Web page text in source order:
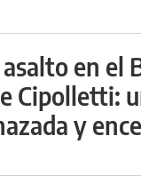
en el
Cipolletti:
y